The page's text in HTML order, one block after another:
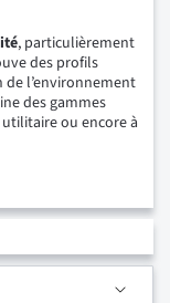
, particulièrement
des profils
de l’environnement
des gammes
ou encore à